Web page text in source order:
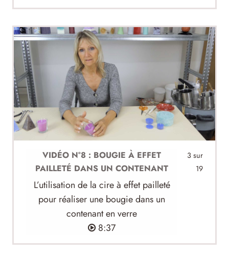
3 sur
19
VIDÉO N°8 : BOUGIE À EFFET
PAILLETÉ DANS UN CONTENANT
L’utilisation de la cire à effet pailleté
pour réaliser une bougie dans un
contenant en verre
8:37